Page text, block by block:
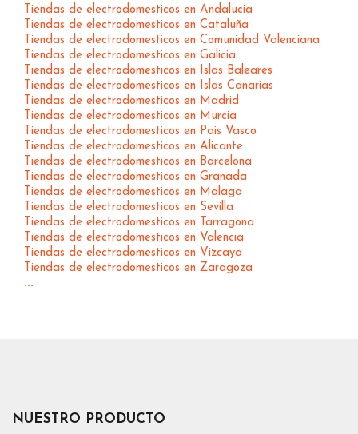
Tiendas de electrodomesticos en Andalucia
Tiendas de electrodomesticos en Cataluña
Tiendas de electrodomesticos en Comunidad Valenciana
Tiendas de electrodomesticos en Galicia
Tiendas de electrodomesticos en Islas Baleares
Tiendas de electrodomesticos en Islas Canarias
Tiendas de electrodomesticos en Madrid
Tiendas de electrodomesticos en Murcia
Tiendas de electrodomesticos en Pais Vasco
Tiendas de electrodomesticos en Alicante
Tiendas de electrodomesticos en Barcelona
Tiendas de electrodomesticos en Granada
Tiendas de electrodomesticos en Malaga
Tiendas de electrodomesticos en Sevilla
Tiendas de electrodomesticos en Tarragona
Tiendas de electrodomesticos en Valencia
Tiendas de electrodomesticos en Vizcaya
Tiendas de electrodomesticos en Zaragoza
...
NUESTRO PRODUCTO